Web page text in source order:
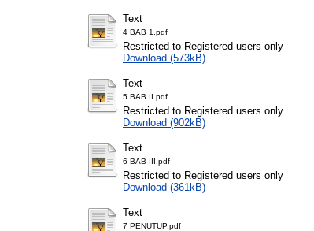
Text
4 BAB 1.pdf
Restricted to Registered users only
Download (573kB)
Text
5 BAB II.pdf
Restricted to Registered users only
Download (902kB)
Text
6 BAB III.pdf
Restricted to Registered users only
Download (361kB)
Text
7 PENUTUP.pdf